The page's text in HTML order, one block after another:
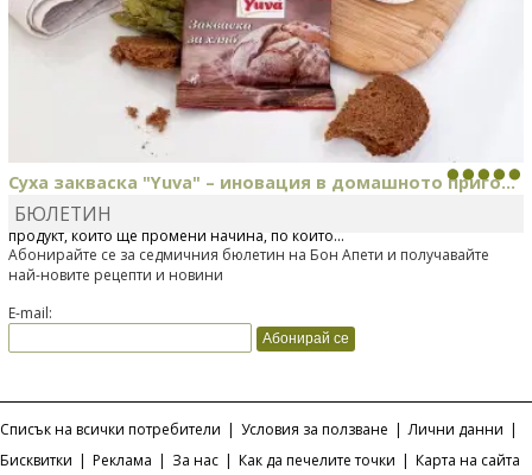
Суха закваска "Yuva" – иновация в домашното приго...
Отскоро Лесафр България стартира предлагането на изцяло нов
продукт, който ще промени начина, по който...
БЮЛЕТИН
Абонирайте се за седмичния бюлетин на Бон Апети и получавайте
най-новите рецепти и новини
E-mail:
Списък на всички потребители Условия за ползване Лични данни
Бисквитки
Реклама За нас Как да печелите точки Карта на сайта